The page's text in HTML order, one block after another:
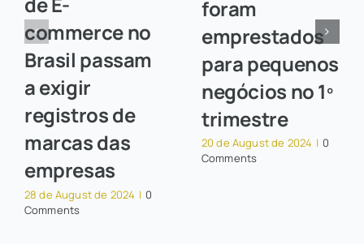
commerce no
Brasil passam
a exigir
registros de
marcas das
empresas
28 de August de 2024 | 0
Comments
foram
emprestados
para pequenos
negócios no 1º
trimestre
20 de August de 2024 | 0
Comments